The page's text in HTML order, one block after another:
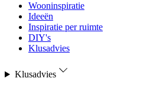
Wooninspiratie
Ideeën
Inspiratie per ruimte
DIY's
Klusadvies
Klusadvies